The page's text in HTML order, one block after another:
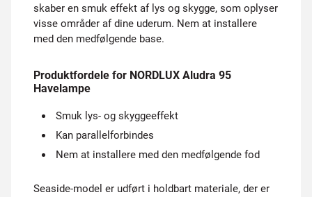
skaber en smuk effekt af lys og skygge, som oplyser
visse områder af dine uderum. Nem at installere
med den medfølgende base.
Produktfordele for NORDLUX Aludra 95
Havelampe
Smuk lys- og skyggeeffekt
Kan parallelforbindes
Nem at installere med den medfølgende fod
Seaside-model er udført i holdbart materiale, der er